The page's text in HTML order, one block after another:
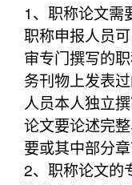
1、职称论文需
职称申报人员
审专门撰写的
务刊物上发表
人员本人独立
论文要论述完
要或其中部分章
2、职称论文的